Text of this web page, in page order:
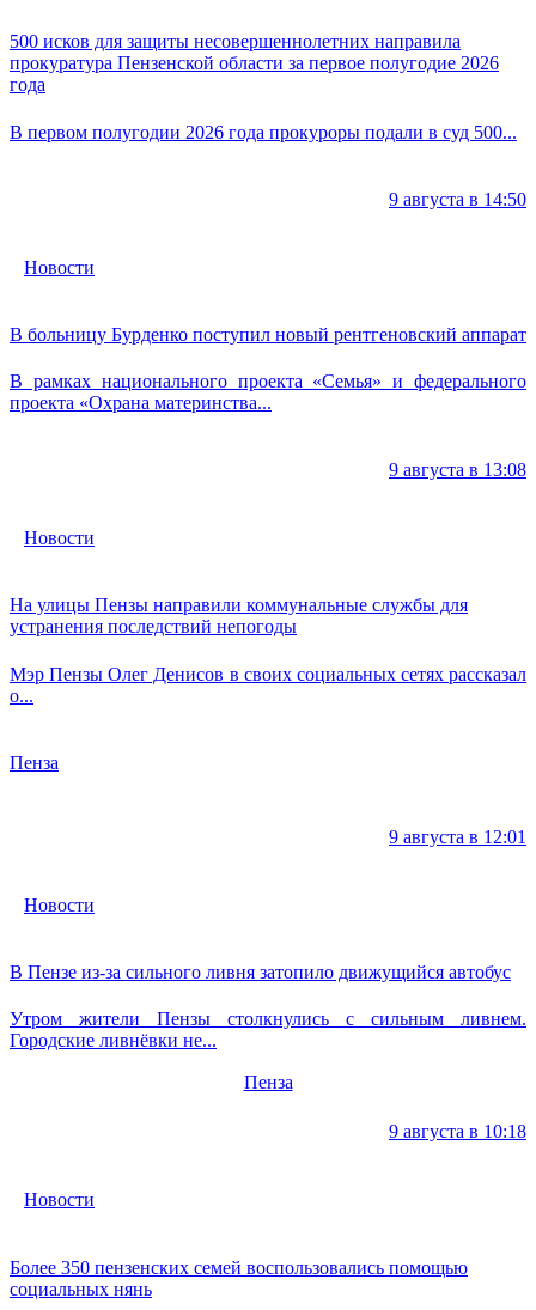
500 исков для защиты несовершеннолетних направила
прокуратура Пензенской области за первое полугодие 2026
года
В первом полугодии 2026 года прокуроры подали в суд 500...
9 августа в 14:50
Новости
В больницу Бурденко поступил новый рентгеновский аппарат
В рамках национального проекта «Семья» и федерального
проекта «Охрана материнства...
9 августа в 13:08
Новости
На улицы Пензы направили коммунальные службы для
устранения последствий непогоды
Мэр Пензы Олег Денисов в своих социальных сетях рассказал
о...
Пенза
9 августа в 12:01
Новости
В Пензе из-за сильного ливня затопило движущийся автобус
Утром жители Пензы столкнулись с сильным ливнем.
Городские ливнёвки не...
Пенза
9 августа в 10:18
Новости
Более 350 пензенских семей воспользовались помощью
социальных нянь